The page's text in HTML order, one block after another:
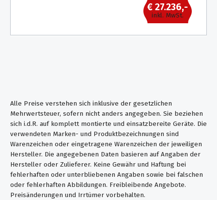
€ 27.236,-
inkl. MwSt.
Alle Preise verstehen sich inklusive der gesetzlichen
Mehrwertsteuer, sofern nicht anders angegeben. Sie beziehen
sich i.d.R. auf komplett montierte und einsatzbereite Geräte. Die
verwendeten Marken- und Produktbezeichnungen sind
Warenzeichen oder eingetragene Warenzeichen der jeweiligen
Hersteller. Die angegebenen Daten basieren auf Angaben der
Hersteller oder Zulieferer. Keine Gewähr und Haftung bei
fehlerhaften oder unterbliebenen Angaben sowie bei falschen
oder fehlerhaften Abbildungen. Freibleibende Angebote.
Preisänderungen und Irrtümer vorbehalten.